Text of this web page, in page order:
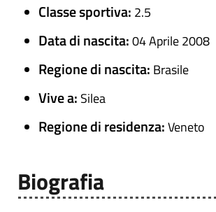
Classe sportiva: 2.5
Data di nascita:04 Aprile 2008
Regione di nascita: Brasile
Vive a: Silea
Regione di residenza:Veneto
Biografia